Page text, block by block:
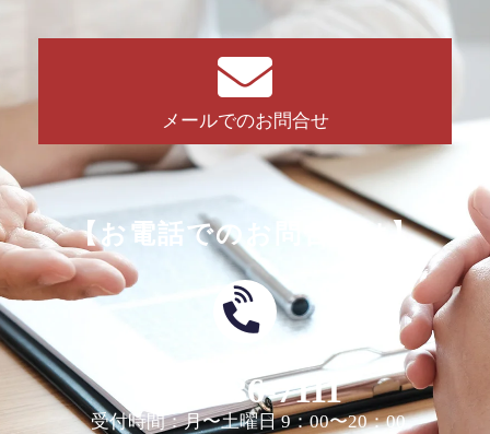
メールでのお問合せ
【お電話でのお問合せは】
0463-36-7111
受付時間：月〜土曜日 9：00〜20：00